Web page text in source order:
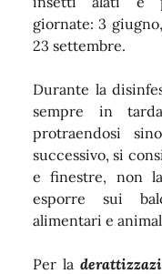
giornate: 3
23 settembre.
Durante la
sempre in
protraendosi
successivo, si
e finestre, non
esporre sui
alimentari e
Per la